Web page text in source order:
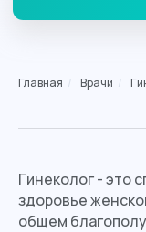
Главная / Врачи /
Гинеколог - это
здоровье
общем